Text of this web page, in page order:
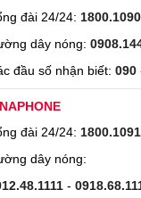
đài 24/24: 1800.1090
dây nóng:
đầu số nhận biết: 090
đài 24/24: 1800.1091
dây nóng:
-